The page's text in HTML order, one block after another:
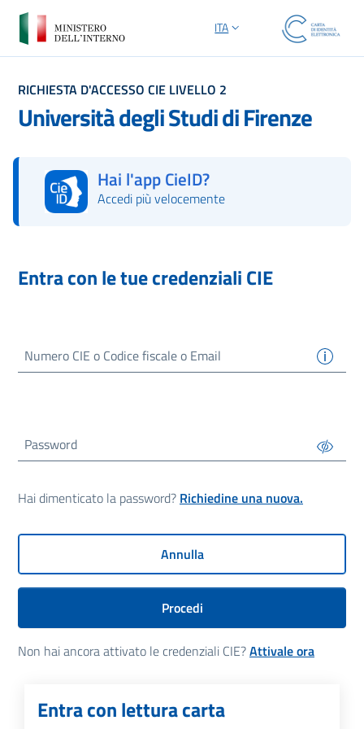
SELEZIONE LINGUA: LINGUA
ITA
RICHIESTA D'ACCESSO CIE LIVELLO 2
Università degli Studi di Firenze
Hai l'app CieID?
Accedi più velocemente
Entra con le tue credenziali CIE
NumeroCIE o Codice fiscale o Email
Password
Hai dimenticato la password? Richiedine una nuova.
Annulla
Procedi
Non hai ancora attivato le credenziali CIE?Attivale ora
Entra con lettura carta